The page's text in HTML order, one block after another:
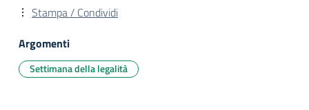
Stampa / Condividi
Argomenti
Settimana della legalità